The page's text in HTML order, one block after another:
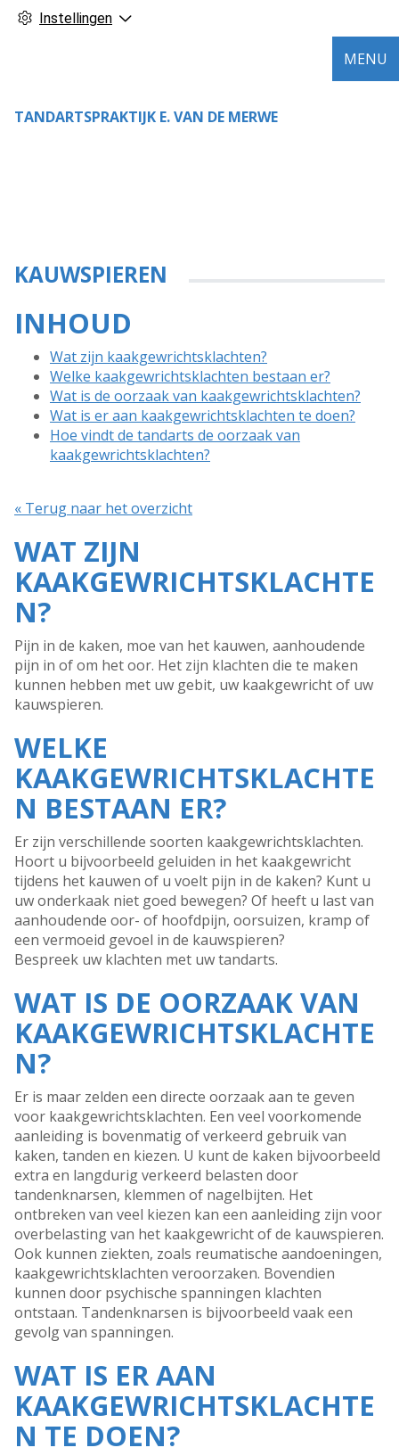
Instellingen
TANDARTSPRAKTIJK E. VAN DE MERWE
MENU
KAUWSPIEREN
INHOUD
Wat zijn kaakgewrichtsklachten?
Welke kaakgewrichtsklachten bestaan er?
Wat is de oorzaak van kaakgewrichtsklachten?
Wat is er aan kaakgewrichtsklachten te doen?
Hoe vindt de tandarts de oorzaak van
kaakgewrichtsklachten?
« Terug naar het overzicht
WAT ZIJN
KAAKGEWRICHTSKLACHTE
N?
Pijn in de kaken, moe van het kauwen, aanhoudende
pijn in of om het oor. Het zijn klachten die te maken
kunnen hebben met uw gebit, uw kaakgewricht of uw
kauwspieren.
WELKE
KAAKGEWRICHTSKLACHTE
N BESTAAN ER?
Er zijn verschillende soorten kaakgewrichtsklachten.
Hoort u bijvoorbeeld geluiden in het kaakgewricht
tijdens het kauwen of u voelt pijn in de kaken? Kunt u
uw onderkaak niet goed bewegen? Of heeft u last van
aanhoudende oor- of hoofdpijn, oorsuizen, kramp of
een vermoeid gevoel in de kauwspieren?
Bespreek uw klachten met uw tandarts.
WAT IS DE OORZAAK VAN
KAAKGEWRICHTSKLACHTE
N?
Er is maar zelden een directe oorzaak aan te geven
voor kaakgewrichtsklachten. Een veel voorkomende
aanleiding is bovenmatig of verkeerd gebruik van
kaken, tanden en kiezen. U kunt de kaken bijvoorbeeld
extra en langdurig verkeerd belasten door
tandenknarsen, klemmen of nagelbijten. Het
ontbreken van veel kiezen kan een aanleiding zijn voor
overbelasting van het kaakgewricht of de kauwspieren.
Ook kunnen ziekten, zoals reumatische aandoeningen,
kaakgewrichtsklachten veroorzaken. Bovendien
kunnen door psychische spanningen klachten
ontstaan. Tandenknarsen is bijvoorbeeld vaak een
gevolg van spanningen.
WAT IS ER AAN
KAAKGEWRICHTSKLACHTE
N TE DOEN?